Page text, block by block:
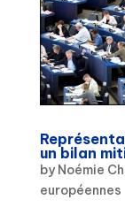
un bilan
by Noémie
européennes